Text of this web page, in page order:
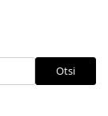
Otsi